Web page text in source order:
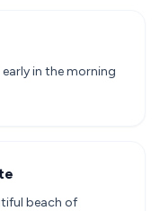
in the morning
beach of